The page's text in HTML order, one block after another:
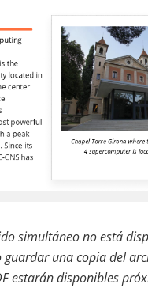
simultáneo no está
una copia del
estarán disponibles